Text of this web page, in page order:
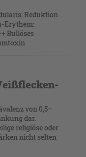
Reduktion
Erythem:
Bullöses
von 0,5–
dar.
religiöse oder
nicht selten